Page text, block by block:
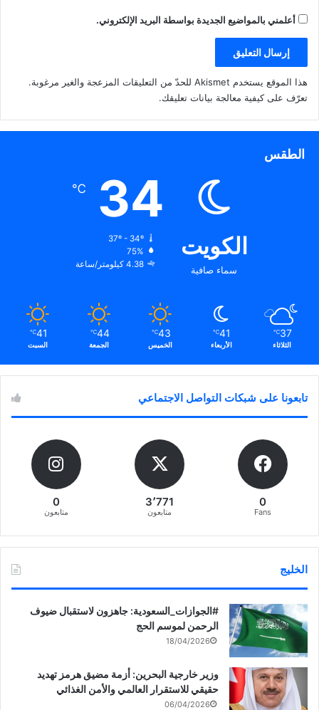
أعلمني بالمواضيع الجديدة بواسطة البريد الإلكتروني.
هذا الموقع يستخدم Akismet للحدّ من التعليقات المزعجة والغير مرغوبة.
تعرّف على كيفية معالجة بيانات تعليقك.
الطقس
الكويت
سماء صافية
34
℃
37º - 34º
75%
4.38 كيلومتر/ساعة
37
℃
الثلاثاء
41
℃
الأربعاء
43
℃
الخميس
44
℃
الجمعة
41
℃
السبت
تابعونا على شبكات التواصل الاجتماعي
0
Fans
3٬771
متابعون
0
متابعون
الخليج
‏‎#الجوازات_السعودية: جاهزون لاستقبال ضيوف
الرحمن لموسم الحج
18/04/2026
وزير خارجية البحرين: أزمة مضيق هرمز تهديد
حقيقي للاستقرار العالمي والأمن الغذائي
06/04/2026